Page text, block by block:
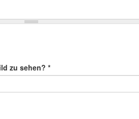
zu sehen? *